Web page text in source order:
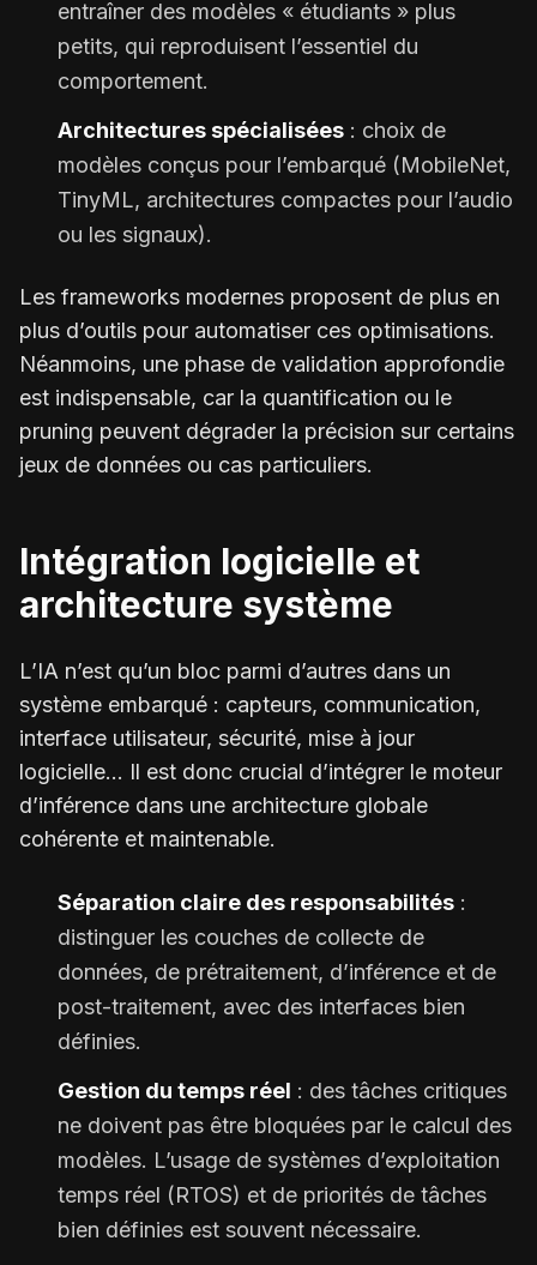
entraîner des modèles « étudiants » plus
petits, qui reproduisent l’essentiel du
comportement.
Architectures spécialisées : choix de
modèles conçus pour l’embarqué (MobileNet,
TinyML, architectures compactes pour l’audio
ou les signaux).
Les frameworks modernes proposent de plus en
plus d’outils pour automatiser ces optimisations.
Néanmoins, une phase de validation approfondie
est indispensable, car la quantification ou le
pruning peuvent dégrader la précision sur certains
jeux de données ou cas particuliers.
Intégration logicielle et
architecture système
L’IA n’est qu’un bloc parmi d’autres dans un
système embarqué : capteurs, communication,
interface utilisateur, sécurité, mise à jour
logicielle… Il est donc crucial d’intégrer le moteur
d’inférence dans une architecture globale
cohérente et maintenable.
Séparation claire des responsabilités :
distinguer les couches de collecte de
données, de prétraitement, d’inférence et de
post-traitement, avec des interfaces bien
définies.
Gestion du temps réel : des tâches critiques
ne doivent pas être bloquées par le calcul des
modèles. L’usage de systèmes d’exploitation
temps réel (RTOS) et de priorités de tâches
bien définies est souvent nécessaire.